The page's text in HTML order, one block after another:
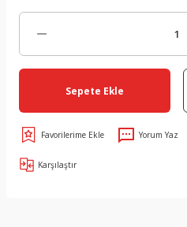
Sepete Ekle
Yorum Yaz
Karşılaştır